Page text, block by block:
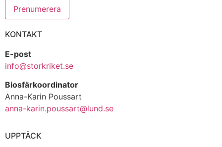
Prenumerera
KONTAKT
E-post
info@storkriket.se
Biosfärkoordinator
Anna-Karin Poussart
anna-karin.poussart@lund.se
UPPTÄCK